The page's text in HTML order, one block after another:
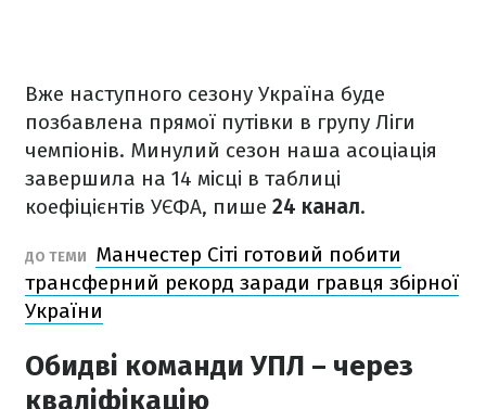
Вже наступного сезону Україна буде
позбавлена прямої путівки в групу Ліги
чемпіонів. Минулий сезон наша асоціація
завершила на 14 місці в таблиці
коефіцієнтів УЄФА, пише 24 канал.
ДО ТЕМИ
Манчестер Сіті готовий побити
трансферний рекорд заради гравця збірної
України
Обидві команди УПЛ – через
кваліфікацію